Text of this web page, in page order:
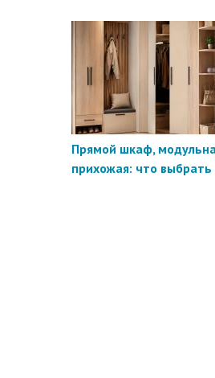
Прямой шкаф,
прихожая: что выбрать